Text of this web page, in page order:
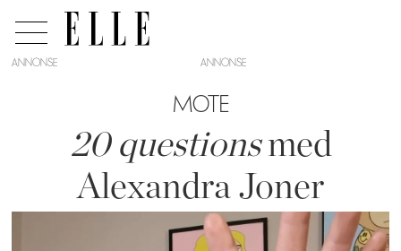
ANNONSE
MOTE
20 questionsmed
Alexandra Joner